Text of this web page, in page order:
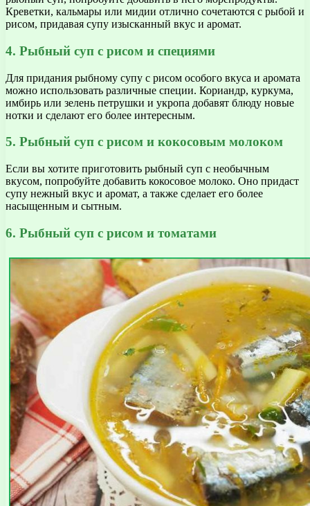
Креветки, кальмары или мидии отлично сочетаются с рыбой и
рисом, придавая супу изысканный вкус и аромат.
4. Рыбный суп с рисом и специями
Для придания рыбному супу с рисом особого вкуса и аромата
можно использовать различные специи. Кориандр, куркума,
имбирь или зелень петрушки и укропа добавят блюду новые
нотки и сделают его более интересным.
5. Рыбный суп с рисом и кокосовым молоком
Если вы хотите приготовить рыбный суп с необычным
вкусом, попробуйте добавить кокосовое молоко. Оно придаст
супу нежный вкус и аромат, а также сделает его более
насыщенным и сытным.
6. Рыбный суп с рисом и томатами